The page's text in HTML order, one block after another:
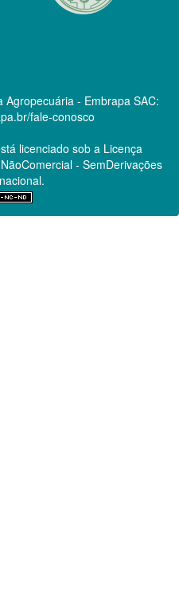
Agropecuária - Embrapa SAC:
fale-conosco
licenciado sob a Licença
- SemDerivações